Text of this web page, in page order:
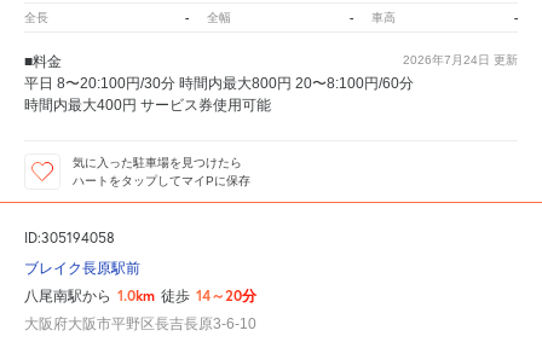
全長 - 全幅 - 車高 -
2026年7月24日 更新
■料金
平日 8〜20:100円/30分 時間内最大800円 20〜8:100円/60分
時間内最大400円 サービス券使用可能
気に入った駐車場を見つけたら
ハートをタップしてマイPに保存
ID:305194058
ブレイク長原駅前
八尾南駅から 1.0km 徒歩 14～20分
大阪府大阪市平野区長吉長原3-6-10